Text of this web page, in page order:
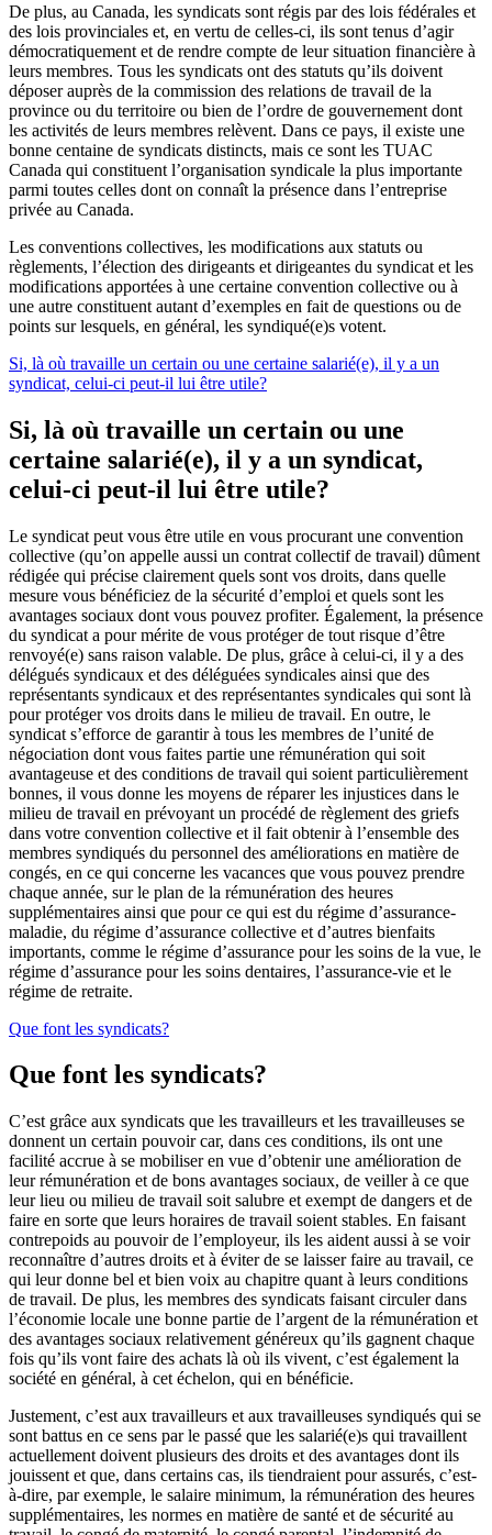
De plus, au Canada, les syndicats sont régis par des lois fédérales et
des lois provinciales et, en vertu de celles-ci, ils sont tenus d’agir
démocratiquement et de rendre compte de leur situation financière à
leurs membres. Tous les syndicats ont des statuts qu’ils doivent
déposer auprès de la commission des relations de travail de la
province ou du territoire ou bien de l’ordre de gouvernement dont
les activités de leurs membres relèvent. Dans ce pays, il existe une
bonne centaine de syndicats distincts, mais ce sont les TUAC
Canada qui constituent l’organisation syndicale la plus importante
parmi toutes celles dont on connaît la présence dans l’entreprise
privée au Canada.
Les conventions collectives, les modifications aux statuts ou
règlements, l’élection des dirigeants et dirigeantes du syndicat et les
modifications apportées à une certaine convention collective ou à
une autre constituent autant d’exemples en fait de questions ou de
points sur lesquels, en général, les syndiqué(e)s votent.
Si, là où travaille un certain ou une certaine salarié(e), il y a un
syndicat, celui-ci peut-il lui être utile?
Si, là où travaille un certain ou une
certaine salarié(e), il y a un syndicat,
celui-ci peut-il lui être utile?
Le syndicat peut vous être utile en vous procurant une convention
collective (qu’on appelle aussi un contrat collectif de travail) dûment
rédigée qui précise clairement quels sont vos droits, dans quelle
mesure vous bénéficiez de la sécurité d’emploi et quels sont les
avantages sociaux dont vous pouvez profiter. Également, la présence
du syndicat a pour mérite de vous protéger de tout risque d’être
renvoyé(e) sans raison valable. De plus, grâce à celui-ci, il y a des
délégués syndicaux et des déléguées syndicales ainsi que des
représentants syndicaux et des représentantes syndicales qui sont là
pour protéger vos droits dans le milieu de travail. En outre, le
syndicat s’efforce de garantir à tous les membres de l’unité de
négociation dont vous faites partie une rémunération qui soit
avantageuse et des conditions de travail qui soient particulièrement
bonnes, il vous donne les moyens de réparer les injustices dans le
milieu de travail en prévoyant un procédé de règlement des griefs
dans votre convention collective et il fait obtenir à l’ensemble des
membres syndiqués du personnel des améliorations en matière de
congés, en ce qui concerne les vacances que vous pouvez prendre
chaque année, sur le plan de la rémunération des heures
supplémentaires ainsi que pour ce qui est du régime d’assurance-
maladie, du régime d’assurance collective et d’autres bienfaits
importants, comme le régime d’assurance pour les soins de la vue, le
régime d’assurance pour les soins dentaires, l’assurance-vie et le
régime de retraite.
Que font les syndicats?
Que font les syndicats?
C’est grâce aux syndicats que les travailleurs et les travailleuses se
donnent un certain pouvoir car, dans ces conditions, ils ont une
facilité accrue à se mobiliser en vue d’obtenir une amélioration de
leur rémunération et de bons avantages sociaux, de veiller à ce que
leur lieu ou milieu de travail soit salubre et exempt de dangers et de
faire en sorte que leurs horaires de travail soient stables. En faisant
contrepoids au pouvoir de l’employeur, ils les aident aussi à se voir
reconnaître d’autres droits et à éviter de se laisser faire au travail, ce
qui leur donne bel et bien voix au chapitre quant à leurs conditions
de travail. De plus, les membres des syndicats faisant circuler dans
l’économie locale une bonne partie de l’argent de la rémunération et
des avantages sociaux relativement généreux qu’ils gagnent chaque
fois qu’ils vont faire des achats là où ils vivent, c’est également la
société en général, à cet échelon, qui en bénéficie.
Justement, c’est aux travailleurs et aux travailleuses syndiqués qui se
sont battus en ce sens par le passé que les salarié(e)s qui travaillent
actuellement doivent plusieurs des droits et des avantages dont ils
jouissent et que, dans certains cas, ils tiendraient pour assurés, c’est-
à-dire, par exemple, le salaire minimum, la rémunération des heures
supplémentaires, les normes en matière de santé et de sécurité au